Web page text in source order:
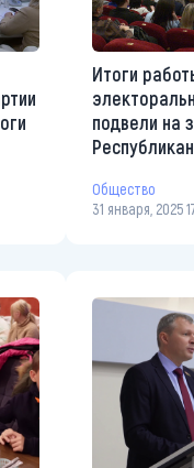
Итоги
подвели на
Общество
31 января, 2025